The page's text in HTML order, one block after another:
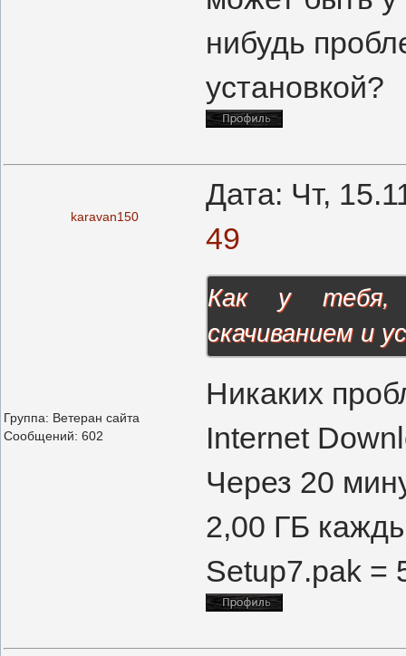
нибудь
установкой?
karavan150
Дата: Чт,
49
Группа: Ветеран сайта
Сообщений: 602
Как у тебя,
скачиванием и
Никаких
Internet
Через 20
2,00 ГБ
Setup7.pak =